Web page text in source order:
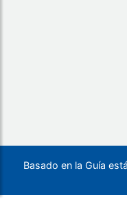
Basado en la Guía